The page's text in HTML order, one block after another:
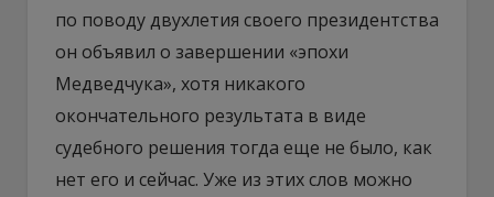
по поводу двухлетия своего президентства
он объявил о завершении «эпохи
Медведчука», хотя никакого
окончательного результата в виде
судебного решения тогда еще не было, как
нет его и сейчас. Уже из этих слов можно